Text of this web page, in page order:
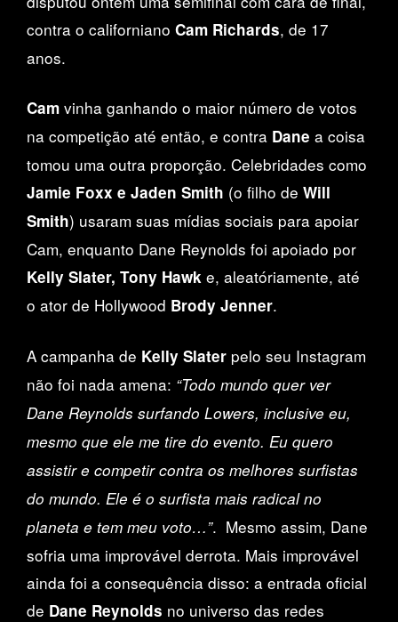
contra o californiano Cam Richards, de 17
anos.
Cam vinha ganhando o maior número de votos
na competição até então, e contra Dane a coisa
tomou uma outra proporção. Celebridades como
Jamie Foxx e Jaden Smith (o filho de Will
Smith) usaram suas mídias sociais para apoiar
Cam, enquanto Dane Reynolds foi apoiado por
Kelly Slater, Tony Hawk e, aleatóriamente, até
o ator de Hollywood Brody Jenner.
A campanha de Kelly Slater pelo seu Instagram
não foi nada amena: “Todo mundo quer ver
Dane Reynolds surfando Lowers, inclusive eu,
mesmo que ele me tire do evento. Eu quero
assistir e competir contra os melhores surfistas
do mundo. Ele é o surfista mais radical no
planeta e tem meu voto…”. Mesmo assim, Dane
sofria uma improvável derrota. Mais improvável
ainda foi a consequência disso: a entrada oficial
de Dane Reynolds no universo das redes